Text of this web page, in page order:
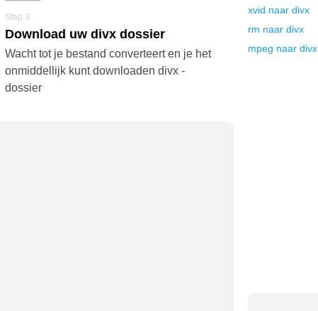
Stap 3
Download uw divx dossier
Wacht tot je bestand converteert en je het
onmiddellijk kunt downloaden divx -
dossier
xvid naar divx
rm naar divx
mpeg naar divx